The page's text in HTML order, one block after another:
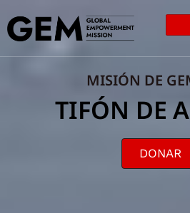
MISIÓN DE
TIFÓN DE
DONAR